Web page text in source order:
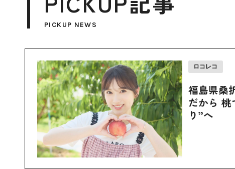
PICKUP NEWS
ロコレコ
福島県桑
だから 桃
り”へ